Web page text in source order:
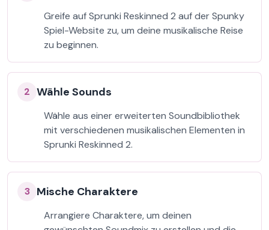
Greife auf Sprunki Reskinned 2 auf der Spunky
Spiel-Website zu, um deine musikalische Reise
zu beginnen.
2 Wähle Sounds
Wähle aus einer erweiterten Soundbibliothek
mit verschiedenen musikalischen Elementen in
Sprunki Reskinned 2.
3 Mische Charaktere
Arrangiere Charaktere, um deinen